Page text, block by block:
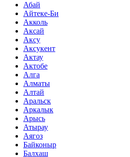
Абай
Айтеке-Би
Акколь
Аксай
Аксу
Аксукент
Актау
Актобе
Алга
Алматы
Алтай
Аральск
Аркалык
Арысь
Атырау
Аягоз
Байконыр
Балхаш